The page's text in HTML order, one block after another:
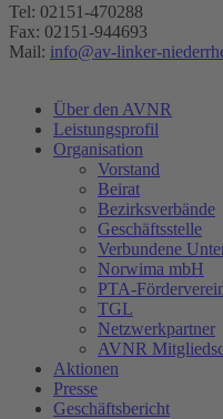
Tel: 02151-470288
Fax: 02151-944693
Mail: info@av-linker-
Über den AVNR
Leistungsprofil
Organisation
Vorstand
Beirat
Bezirksverbände
Geschäftsstelle
Verbundene
Norwima mbH
PTA-
TGL
Netzwerkpartner
AVNR
Aktionen
Presse
Geschäftsbericht